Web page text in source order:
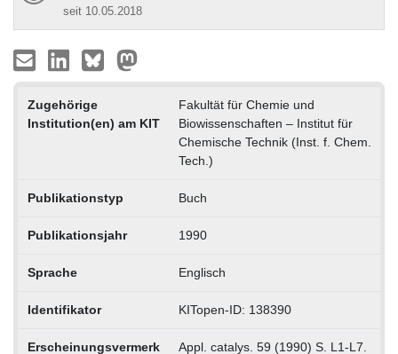
seit 10.05.2018
Zugehörige
Institution(en) am KIT
Fakultät für Chemie und
Biowissenschaften – Institut für
Chemische Technik (Inst. f. Chem.
Tech.)
Publikationstyp Buch
Publikationsjahr 1990
Sprache Englisch
Identifikator KITopen-ID: 138390
Erscheinungsvermerk Appl. catalys. 59 (1990) S. L1-L7.